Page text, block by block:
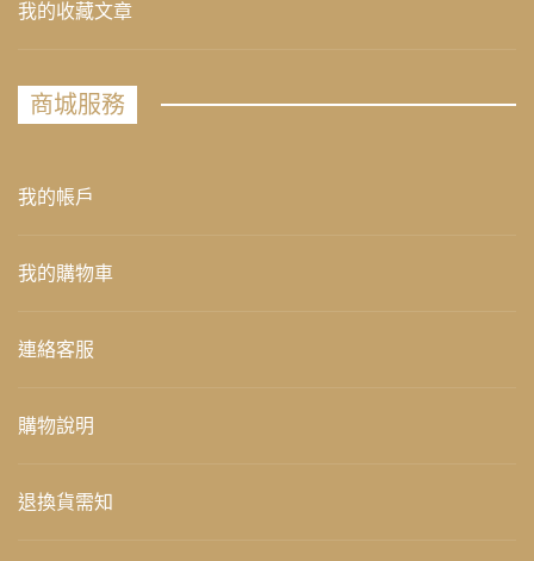
我的收藏文章
商城服務
我的帳戶
我的購物車
連絡客服
購物說明
退換貨需知